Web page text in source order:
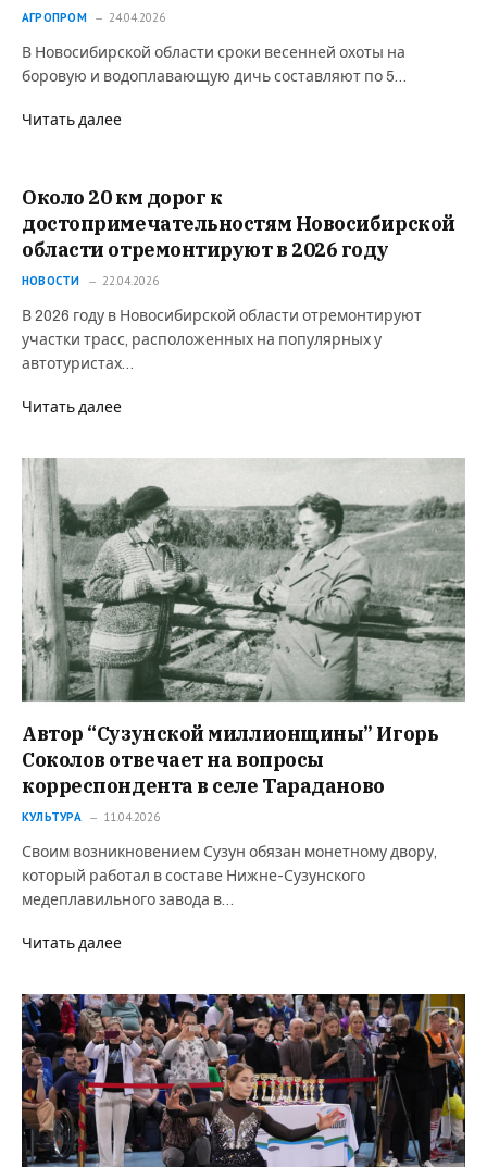
АГРОПРОМ 24.04.2026
В Новосибирской области сроки весенней охоты на
боровую и водоплавающую дичь составляют по 5…
Читать далее
Около 20 км дорог к
достопримечательностям Новосибирской
области отремонтируют в 2026 году
НОВОСТИ 22.04.2026
В 2026 году в Новосибирской области отремонтируют
участки трасс, расположенных на популярных у
автотуристах…
Читать далее
Автор “Сузунской миллионщины” Игорь
Соколов отвечает на вопросы
корреспондента в селе Тараданово
КУЛЬТУРА 11.04.2026
Своим возникновением Сузун обязан монетному двору,
который работал в составе Нижне-Сузунского
медеплавильного завода в…
Читать далее